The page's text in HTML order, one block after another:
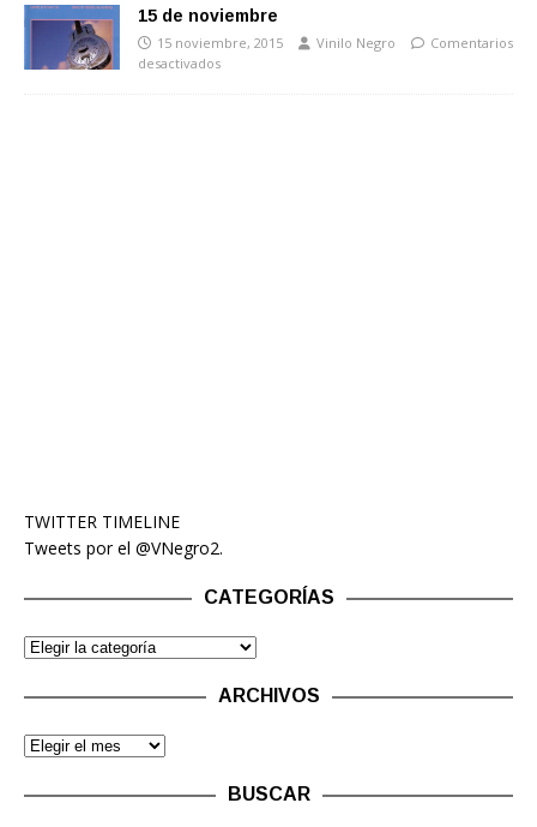
15 de noviembre
15 noviembre, 2015 Vinilo Negro
Comentarios
desactivados
TWITTER TIMELINE
Tweets por el @VNegro2.
CATEGORÍAS
ARCHIVOS
BUSCAR